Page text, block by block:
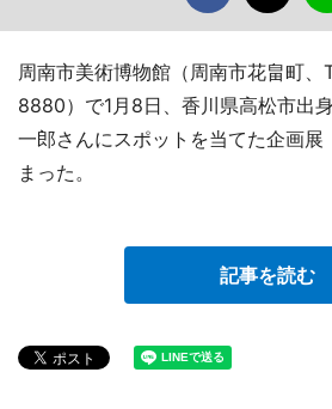
周南市美術博物館（周南市花畠町
8880）で1月8日、香川県高松市出
一郎さんにスポットを当てた企画展
まった。
記事を読む